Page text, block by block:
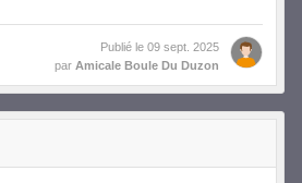
Publié le 09 sept. 2025
par Amicale Boule Du Duzon